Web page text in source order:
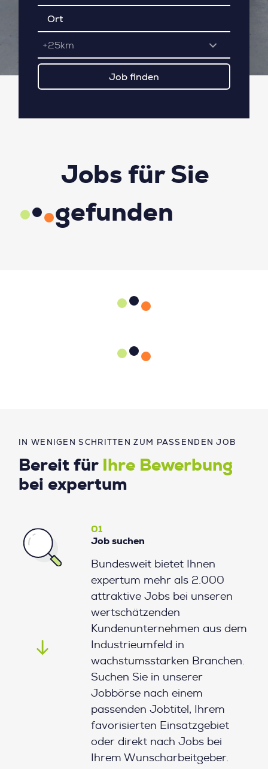
+25km
IN WENIGEN SCHRITTEN ZUM PASSENDEN JOB
Bereit für
Ihre Bewerbung
bei expertum
01
Job suchen
Bundesweit bietet Ihnen
expertum mehr als 2.000
attraktive Jobs bei unseren
wertschätzenden
Kundenunternehmen aus dem
Industrieumfeld in
wachstumsstarken Branchen.
Suchen Sie in unserer
Jobbörse nach einem
passenden Jobtitel, Ihrem
favorisierten Einsatzgebiet
oder direkt nach Jobs bei
Ihrem Wunscharbeitgeber.